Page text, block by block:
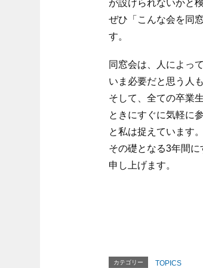
が設けられないかと
ぜひ「こんな会を同
す。
同窓会は、人によっ
いま必要だと思う人
そして、全ての卒業
ときにすぐに気軽に
と私は捉えています。
その礎となる3年間
申し上げます。
カテゴリー TOPICS